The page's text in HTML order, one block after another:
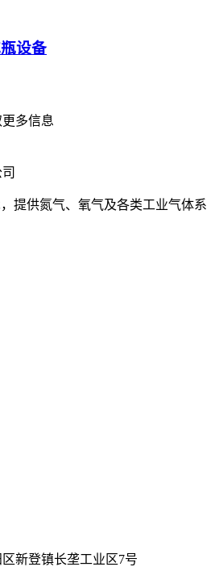
设备
多信息
提供氮气、氧气及各类工业气体系
新登镇长垄工业区7号